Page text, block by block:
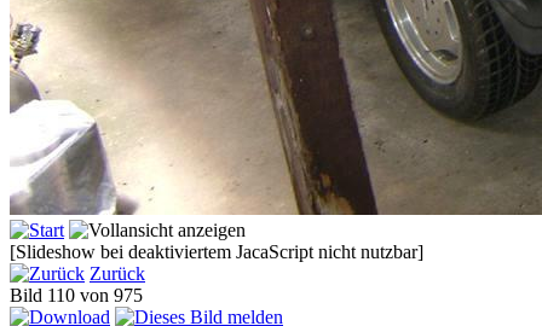
[Slideshow bei deaktiviertem JacaScript nicht nutzbar]
Zurück
Bild 110 von 975